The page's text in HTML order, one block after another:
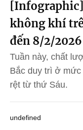
không khí
đến 8/2/2026
Tuần này, chất
Bắc duy trì ở
rệt từ thứ Sáu.
undefined